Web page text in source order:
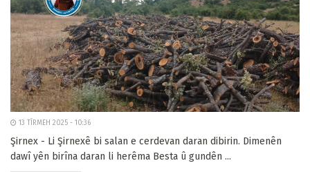
13 TÎRMEH 2025 - 10:36
Şirnex - Li Şirnexê bi salan e cerdevan daran dibirin. Dimenên
dawî yên birîna daran li herêma Besta û gundên ...